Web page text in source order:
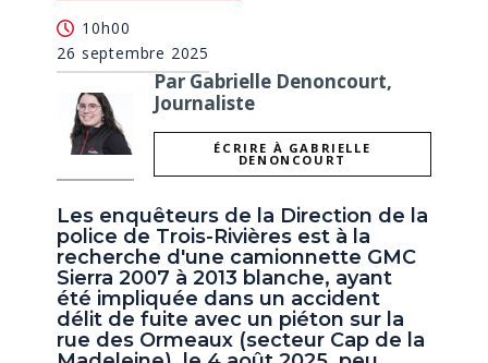
10h00
26 septembre 2025
Par Gabrielle Denoncourt,
Journaliste
ÉCRIRE À GABRIELLE
DENONCOURT
Les enquêteurs de la Direction de la
police de Trois-Rivières est à la
recherche d'une camionnette GMC
Sierra 2007 à 2013 blanche, ayant
été impliquée dans un accident
délit de fuite avec un piéton sur la
rue des Ormeaux (secteur Cap de la